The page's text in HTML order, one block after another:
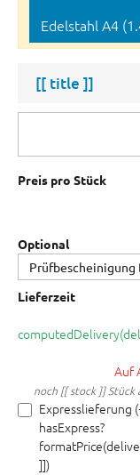
Edelstahl A4
[[ title ]]
Preis pro Stück
Optional
Lieferzeit
Auf
noch [[ stock ]] Stück
Expresslieferung
hasExpress?
]])